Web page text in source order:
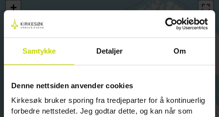
Samtykke Detaljer Om
Denne nettsiden anvender cookies
Kirkesøk bruker sporing fra tredjeparter for å kontinuerlig
forbedre nettstedet. Jeg godtar dette, og kan når som
+
−